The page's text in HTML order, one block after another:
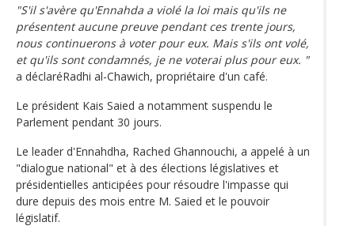
"S'il s'avère qu'Ennahda a violé la loi mais qu'ils ne
présentent aucune preuve pendant ces trente jours,
nous continuerons à voter pour eux. Mais s'ils ont volé,
et qu'ils sont condamnés, je ne voterai plus pour eux. "
a déclaréRadhi al-Chawich, propriétaire d'un café.
Le président Kais Saied a notamment suspendu le
Parlement pendant 30 jours.
Le leader d'Ennahdha, Rached Ghannouchi, a appelé à un
"dialogue national" et à des élections législatives et
présidentielles anticipées pour résoudre l'impasse qui
dure depuis des mois entre M. Saied et le pouvoir
législatif.